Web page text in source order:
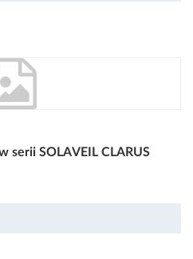
serii SOLAVEIL CLARUS